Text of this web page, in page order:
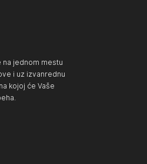
jednom mestu
i uz izvanrednu
kojoj će Vaše